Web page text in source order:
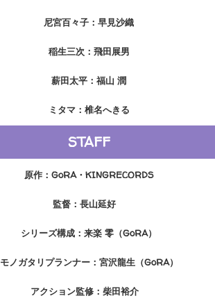
尼宮百々子：早見沙織
稲生三次：飛田展男
薪田太平：福山 潤
ミタマ：椎名へきる
STAFF
原作：GoRA・KINGRECORDS
監督：長山延好
シリーズ構成：来楽 零（GoRA）
モノガタリプランナー：宮沢龍生（GoRA）
アクション監修：柴田裕介